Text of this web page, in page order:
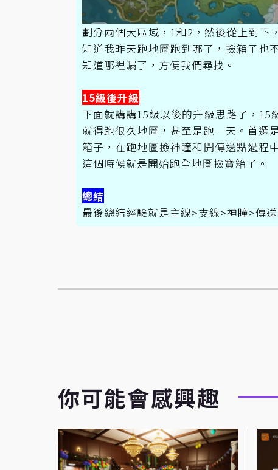
劃分兩個大區域，1和2，然後從上到下
知道我昨天跑地圖跑到哪了，撿箱子也
知道哪裡漏了，方便我們尋找。
15級後升級
下面就講講15級以後的升級思路了，
就得跑很久地圖，甚至是跑一天。首選
箱子，在跑地圖撿神瞳和開傳送點過程
這個時候就是開始跑全地圖撿寶箱了。
總結
最後總結經驗就是主線>支線>神瞳>傳
你可能會感興趣